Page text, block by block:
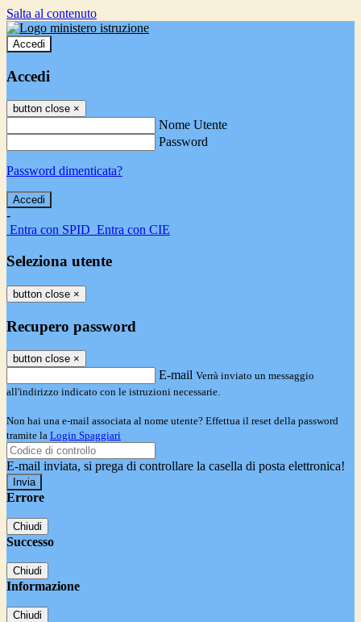
Salta al contenuto
Accedi
Accedi
button close ×
Nome Utente
Password
Password dimenticata?
-
Entra con SPID Entra con CIE
Seleziona utente
button close ×
Recupero password
button close ×
E-mail Verrà inviato un messaggio
all'indirizzo indicato con le istruzioni necessarie.
Non hai una e-mail associata al nome utente? Effettua il reset della password
tramite la Login Spaggiari
E-mail inviata, si prega di controllare la casella di posta elettronica!
Errore
Chiudi
Successo
Chiudi
Informazione
Chiudi